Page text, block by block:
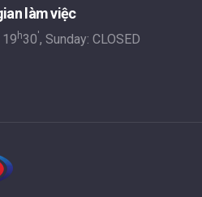
làm việc
19 h30', Sunday: CLOSED